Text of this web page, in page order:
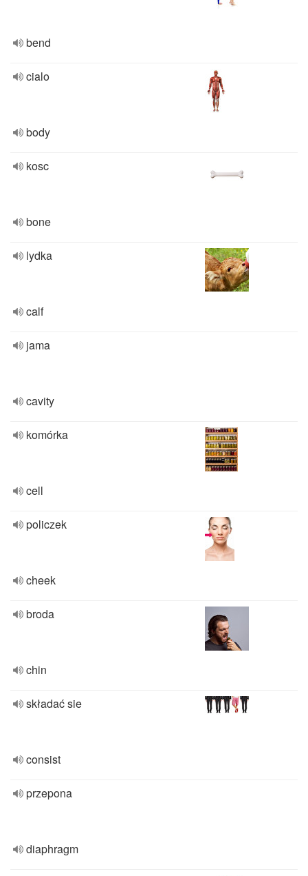
bend
cialo
body
kosc
bone
lydka
calf
jama
cavity
komórka
cell
policzek
cheek
broda
chin
składać sie
consist
przepona
diaphragm